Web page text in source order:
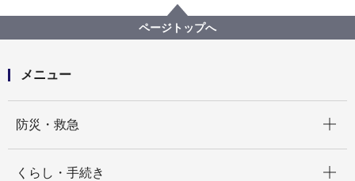
メンテナンス情報
【メンテナンス完了】メーリングリストシステムのリ
ニューアル作業に伴うサービスの一時停止について
ページトップへ
メニュー
防災・救急
くらし・手続き